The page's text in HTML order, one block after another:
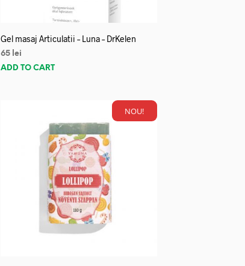
Gel masaj Articulatii – Luna – DrKelen
65 lei
ADD TO CART
NOU!